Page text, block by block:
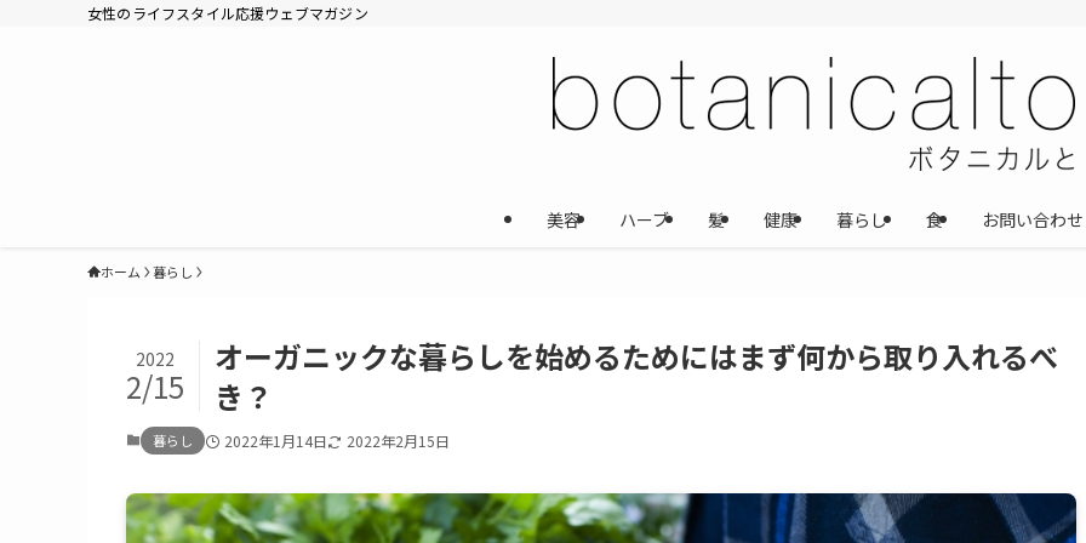
女性のライフスタイル応援ウェブマガジン
美容 ハーブ 髪 健康 暮らし 食 お問い合わせ
ホーム 暮らし
オーガニックな暮らしを始めるためにはまず何から取り入れるべ
き？
2022
2/15
暮らし 2022年1月14日 2022年2月15日